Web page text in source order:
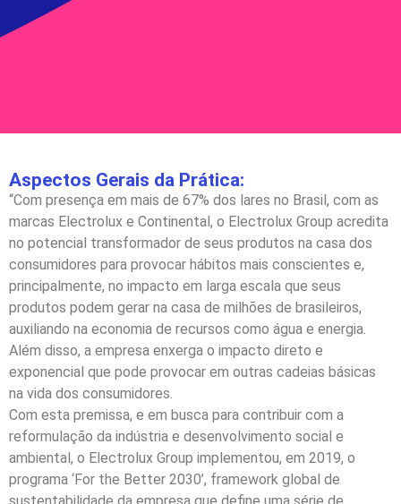
Aspectos Gerais da Prática:
“Com presença em mais de 67% dos lares no Brasil, com as
marcas Electrolux e Continental, o Electrolux Group acredita
no potencial transformador de seus produtos na casa dos
consumidores para provocar hábitos mais conscientes e,
principalmente, no impacto em larga escala que seus
produtos podem gerar na casa de milhões de brasileiros,
auxiliando na economia de recursos como água e energia.
Além disso, a empresa enxerga o impacto direto e
exponencial que pode provocar em outras cadeias básicas
na vida dos consumidores.
Com esta premissa, e em busca para contribuir com a
reformulação da indústria e desenvolvimento social e
ambiental, o Electrolux Group implementou, em 2019, o
programa ‘For the Better 2030’, framework global de
sustentabilidade da empresa que define uma série de